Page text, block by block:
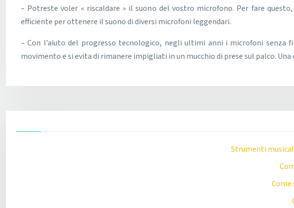
– Potreste voler « riscaldare » il suono del vostro microfono. Per fare
efficiente per ottenere il suono di diversi microfoni leggendari.
– Con l’aiuto del progresso tecnologico, negli ultimi anni i microfoni
movimento e si evita di rimanere impigliati in un mucchio di prese sul palco.
Strumenti